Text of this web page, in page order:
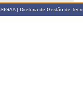
SIGAA | Diretoria de Gestão de